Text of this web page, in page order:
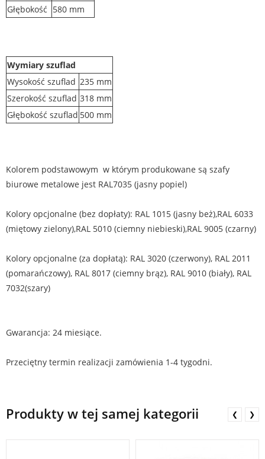
Głębokość 580 mm
Wymiary szuflad
Wysokość szuflad 235 mm
Szerokość szuflad 318 mm
Głębokość szuflad 500 mm
Kolorem podstawowym w którym produkowane są szafy
biurowe metalowe jest RAL7035 (jasny popiel)
Kolory opcjonalne (bez dopłaty): RAL 1015 (jasny beż),RAL 6033
(miętowy zielony),RAL 5010 (ciemny niebieski),RAL 9005 (czarny)
Kolory opcjonalne (za dopłatą): RAL 3020 (czerwony), RAL 2011
(pomarańczowy), RAL 8017 (ciemny brąz), RAL 9010 (biały), RAL
7032(szary)
Gwarancja: 24 miesiące.
Przeciętny termin realizacji zamówienia 1-4 tygodni.
Produkty w tej samej kategorii ❮ ❯